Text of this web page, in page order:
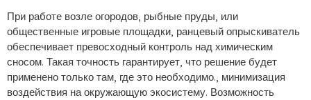
При работе возле огородов, рыбные пруды, или
общественные игровые площадки, ранцевый опрыскиватель
обеспечивает превосходный контроль над химическим
сносом. Такая точность гарантирует, что решение будет
применено только там, где это необходимо., минимизация
воздействия на окружающую экосистему. Возможность